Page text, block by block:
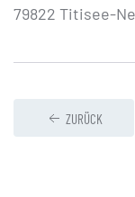
79822 Titisee-
ZURÜCK